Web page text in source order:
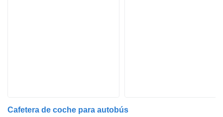
Cafetera de coche para autobús